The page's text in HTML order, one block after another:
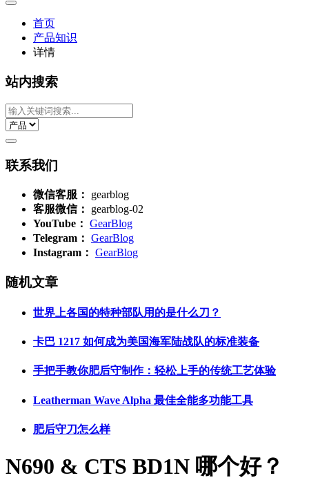
首页
产品知识
详情
站内搜索
联系我们
微信客服：
gearblog
客服微信：
gearblog-02
YouTube： GearBlog
Telegram： GearBlog
Instagram： GearBlog
随机文章
世界上各国的特种部队用的是什么刀？
卡巴 1217 如何成为美国海军陆战队的标准装备
手把手教你肥后守制作：轻松上手的传统工艺体验
Leatherman Wave Alpha 最佳全能多功能工具
肥后守刀怎么样
N690 & CTS BD1N 哪个好？